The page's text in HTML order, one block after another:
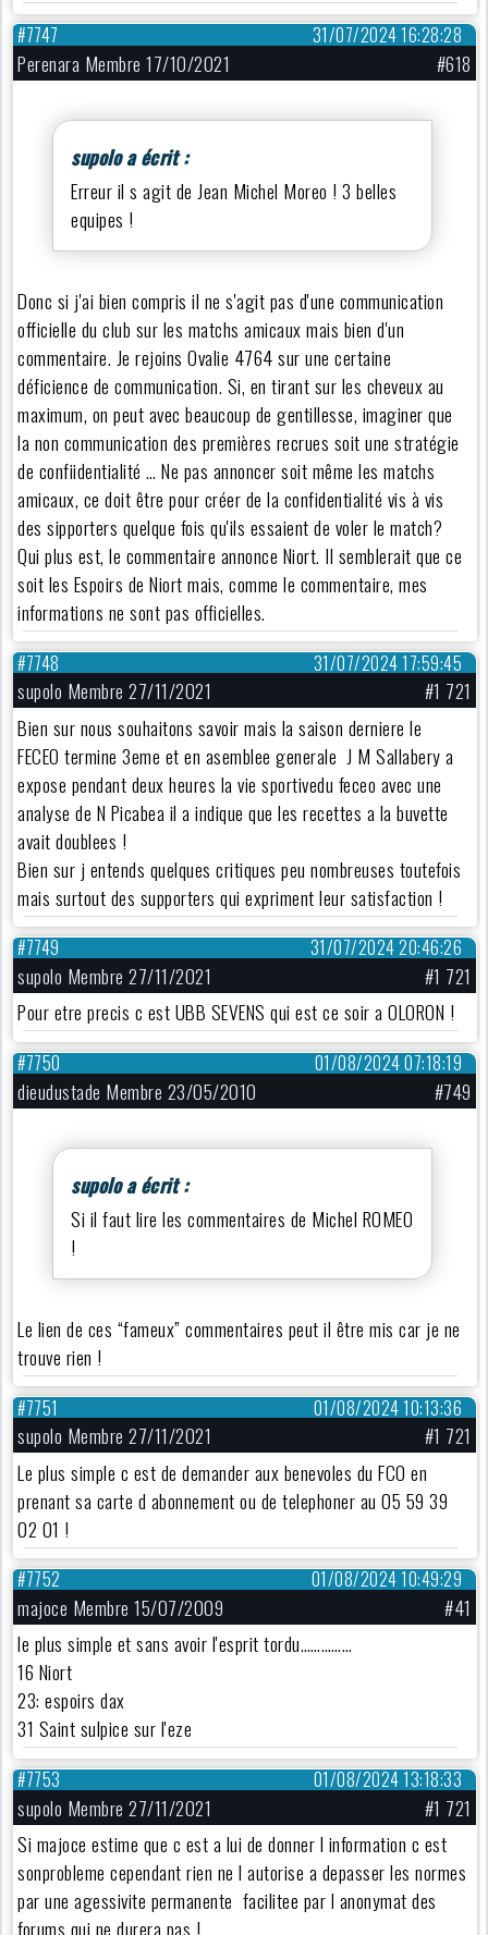
31/07/2024 16:28:28
#7747
Perenara Membre 17/10/2021 #618
supolo a écrit :
Erreur il s agit de Jean Michel Moreo ! 3 belles
equipes !
Donc si j'ai bien compris il ne s'agit pas d'une communication
officielle du club sur les matchs amicaux mais bien d'un
commentaire. Je rejoins Ovalie 4764 sur une certaine
déficience de communication. Si, en tirant sur les cheveux au
maximum, on peut avec beaucoup de gentillesse, imaginer que
la non communication des premières recrues soit une stratégie
de confiidentialité … Ne pas annoncer soit même les matchs
amicaux, ce doit être pour créer de la confidentialité vis à vis
des sipporters quelque fois qu'ils essaient de voler le match?
Qui plus est, le commentaire annonce Niort. Il semblerait que ce
soit les Espoirs de Niort mais, comme le commentaire, mes
informations ne sont pas officielles.
31/07/2024 17:59:45
#7748
supolo Membre 27/11/2021
#1 721
Bien sur nous souhaitons savoir mais la saison derniere le
FECEO termine 3eme et en asemblee generale J M Sallabery a
expose pendant deux heures la vie sportivedu feceo avec une
analyse de N Picabea il a indique que les recettes a la buvette
avait doublees !
Bien sur j entends quelques critiques peu nombreuses toutefois
mais surtout des supporters qui expriment leur satisfaction !
31/07/2024 20:46:26
#7749
supolo Membre 27/11/2021
#1 721
Pour etre precis c est UBB SEVENS qui est ce soir a OLORON !
01/08/2024 07:18:19
#7750
dieudustade Membre 23/05/2010 #749
supolo a écrit :
Si il faut lire les commentaires de Michel ROMEO
!
Le lien de ces “fameux” commentaires peut il être mis car je ne
trouve rien !
01/08/2024 10:13:36
#7751
supolo Membre 27/11/2021
#1 721
Le plus simple c est de demander aux benevoles du FCO en
prenant sa carte d abonnement ou de telephoner au 05 59 39
02 01 !
01/08/2024 10:49:29
#7752
majoce Membre 15/07/2009
#41
le plus simple et sans avoir l'esprit tordu……………
16 Niort
23: espoirs dax
31 Saint sulpice sur l'eze
01/08/2024 13:18:33
#7753
supolo Membre 27/11/2021
#1 721
Si majoce estime que c est a lui de donner l information c est
sonprobleme cependant rien ne l autorise a depasser les normes
par une agessivite permanente facilitee par l anonymat des
forums qui ne durera pas !